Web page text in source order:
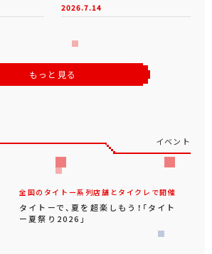
2026.7.14
もっと見る
イベント
全国のタイトー系列店舗とタイクレで開催
タイトーで、夏を超楽しもう！「タイト
ー夏祭り2026」